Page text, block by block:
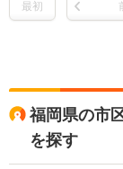
最初
福岡県の市
を探す